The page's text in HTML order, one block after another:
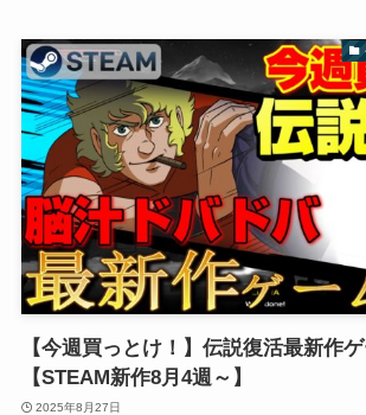
【今週買っとけ！】伝説復活最新作
【STEAM新作8月4週～】
2025年8月27日